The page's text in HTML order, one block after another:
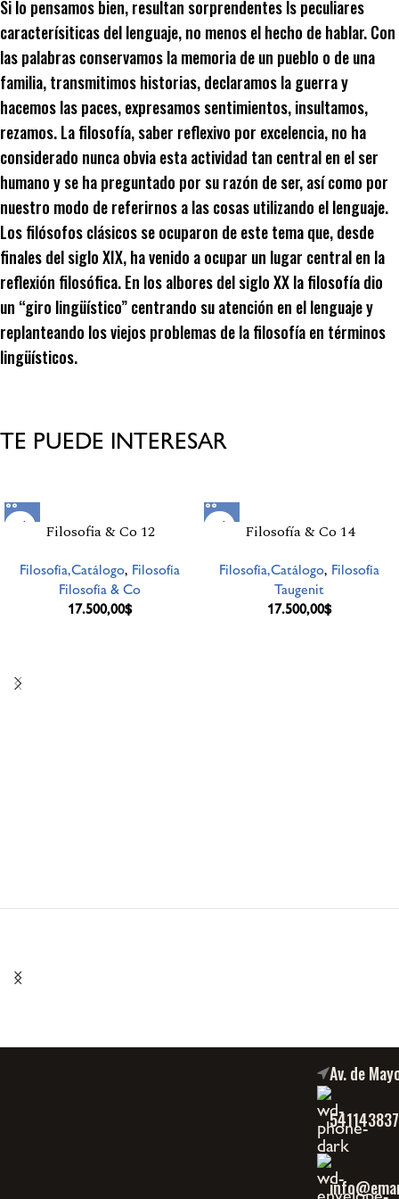
Si lo pensamos bien, resultan sorprendentes ls peculiares
caracterísiticas del lenguaje, no menos el hecho de hablar. Con
las palabras conservamos la memoria de un pueblo o de una
familia, transmitimos historias, declaramos la guerra y
hacemos las paces, expresamos sentimientos, insultamos,
rezamos. La filosofía, saber reflexivo por excelencia, no ha
considerado nunca obvia esta actividad tan central en el ser
humano y se ha preguntado por su razón de ser, así como por
nuestro modo de referirnos a las cosas utilizando el lenguaje.
Los filósofos clásicos se ocuparon de este tema que, desde
finales del siglo XIX, ha venido a ocupar un lugar central en la
reflexión filosófica. En los albores del siglo XX la filosofía dio
un “giro lingüístico” centrando su atención en el lenguaje y
replanteando los viejos problemas de la filosofía en términos
lingüísticos.
TE PUEDE INTERESAR
Filosofia & Co 12
Filosofía,Catálogo, Filosofía
Filosofía & Co
17.500,00$
Filosofía & Co 14
Filosofía,Catálogo, Filosofía
Taugenit
17.500,00$
Av. de